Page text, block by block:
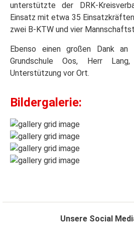
unterstützte der DRK-
Einsatz mit etwa 35
zwei B-KTW und vier
Ebenso einen großen Dank an
Grundschule Oos, Herr
Unterstützung vor Ort.
Bildergalerie:
Unsere Social